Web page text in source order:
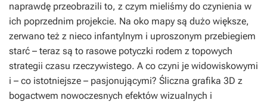
naprawdę przeobrazili to, z czym mieliśmy do czynienia w
ich poprzednim projekcie. Na oko mapy są dużo większe,
zerwano też z nieco infantylnym i uproszonym przebiegiem
starć – teraz są to rasowe potyczki rodem z topowych
strategii czasu rzeczywistego. A co czyni je widowiskowymi
i – co istotniejsze – pasjonującymi? Śliczna grafika 3D z
bogactwem nowoczesnych efektów wizualnych i